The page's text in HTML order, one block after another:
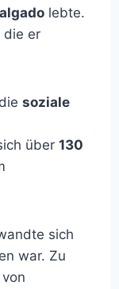
lebte.
die er
soziale
über 130
sich
war. Zu